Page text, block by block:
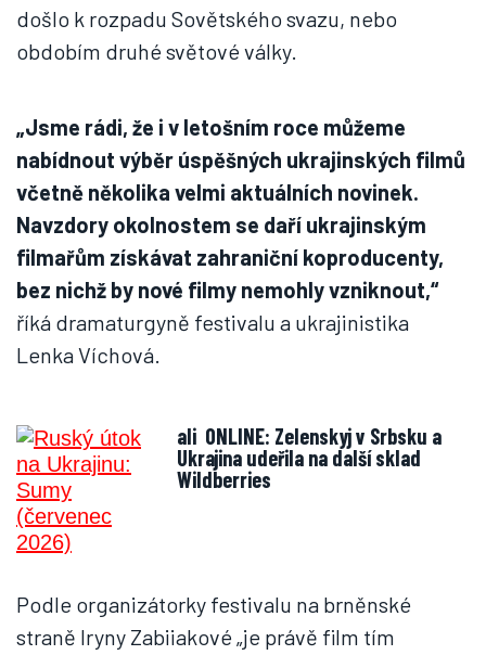
došlo k rozpadu Sovětského svazu, nebo
obdobím druhé světové války.
„Jsme rádi, že i v letošním roce můžeme
nabídnout výběr úspěšných ukrajinských filmů
včetně několika velmi aktuálních novinek.
Navzdory okolnostem se daří ukrajinským
filmařům získávat zahraniční koproducenty,
bez nichž by nové filmy nemohly vzniknout,“
říká dramaturgyně festivalu a ukrajinistika
Lenka Víchová.
ali ONLINE: Zelenskyj v Srbsku a
Ukrajina udeřila na další sklad
Wildberries
Podle organizátorky festivalu na brněnské
straně Iryny Zabiiakové „je právě film tím